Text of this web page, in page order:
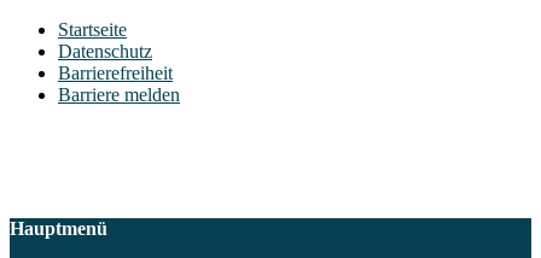
Startseite
Datenschutz
Barrierefreiheit
Barriere melden
Hauptmenü